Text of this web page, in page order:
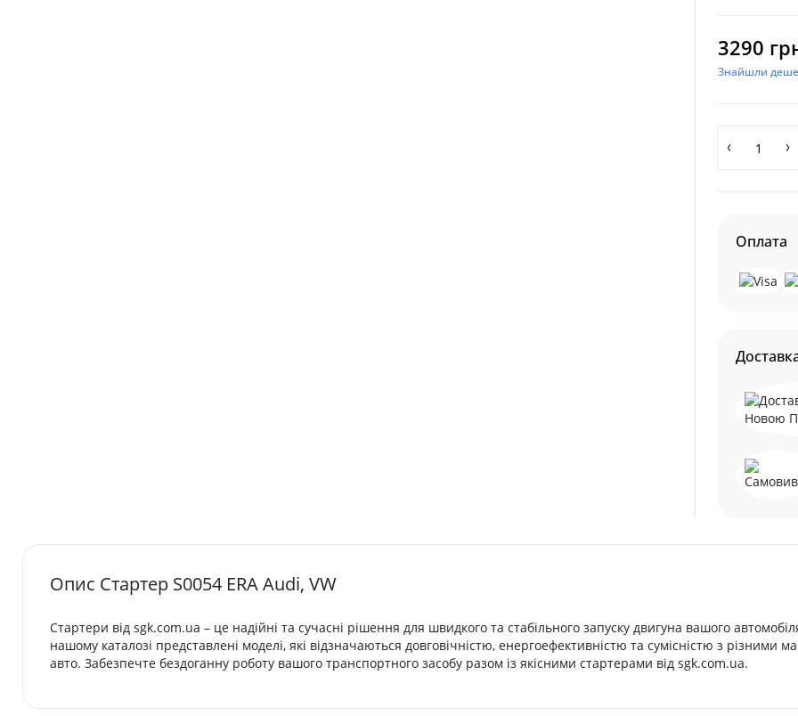
3290
Знайшли
Оплата
Опис Стартер S0054 ERA Audi, VW
Стартери від sgk.com.ua – це надійні та сучасні рішення для швидкого та стабільного запуску двигуна вашого
нашому каталозі представлені моделі, які відзначаються довговічністю, енергоефективністю та сумісністю з різними
авто. Забезпечте бездоганну роботу вашого транспортного засобу разом із якісними стартерами від sgk.com.ua.